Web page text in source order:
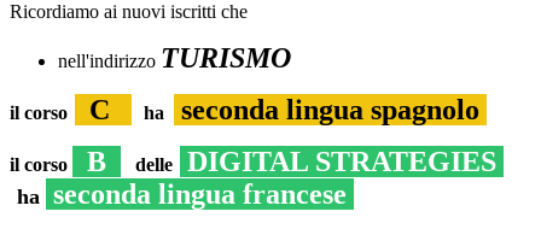
Ricordiamo ai nuovi iscritti che
nell'indirizzo TURISMO
il corso C ha seconda lingua spagnolo
il corso B delle DIGITAL STRATEGIES
ha seconda lingua francese